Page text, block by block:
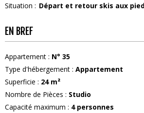
Situation : Départ et retour skis aux
EN BREF
Appartement : N° 35
Type d'hébergement : Appartement
Superficie : 24 m²
Nombre de Pièces : Studio
Capacité maximum : 4 personnes